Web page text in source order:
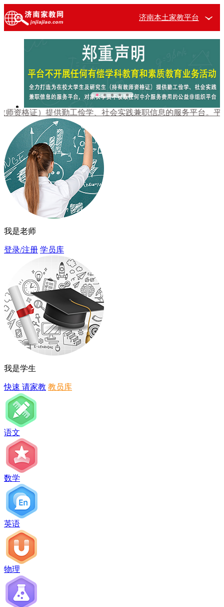
济南本土家教平台
证）提供勤工俭学、社会实践兼职信息的服务平台。平台
我是老师
登录/注册 学员库
我是学生
快速 请家教 教员库
语文
数学
英语
物理